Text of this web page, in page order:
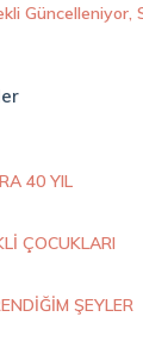
Güncelleniyor,
40 YIL
ÇOCUKLARI
ŞEYLER